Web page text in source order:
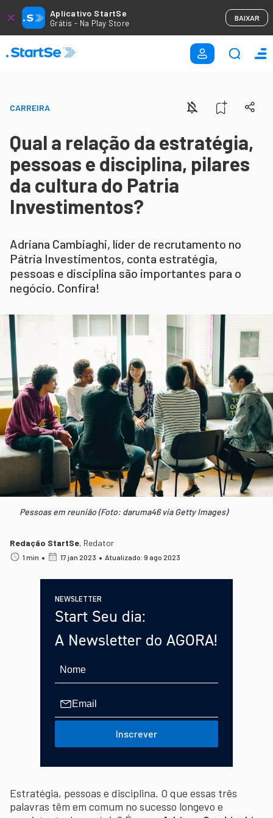
Aplicativo StartSe
Grátis - Na Play Store
BAIXAR
CARREIRA
Qual a relação da estratégia,
pessoas e disciplina, pilares
da cultura do Patria
Investimentos?
Adriana Cambiaghi, líder de recrutamento no
Pátria Investimentos, conta estratégia,
pessoas e disciplina são importantes para o
negócio. Confira!
Pessoas em reunião (Foto: daruma46 via Getty Images)
Redação StartSe, Redator
1 min • 17 jan 2023 • Atualizado: 9 ago 2023
NEWSLETTER
Start Seu dia:
A Newsletter do AGORA!
Inscrever
Estratégia, pessoas e disciplina. O que essas três
palavras têm em comum no sucesso longevo e